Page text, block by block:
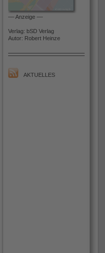
–– Anzeige ––
Verlag: bSD Verlag
Autor: Robert Heinze
AKTUELLES